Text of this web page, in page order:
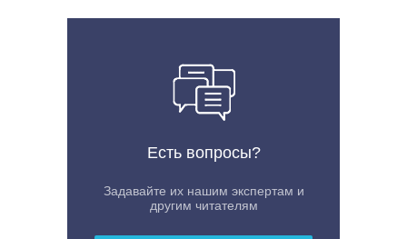
Есть вопросы?
Задавайте их нашим экспертам и
другим читателям